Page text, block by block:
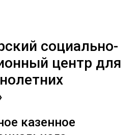
социально-
центр для
казенное